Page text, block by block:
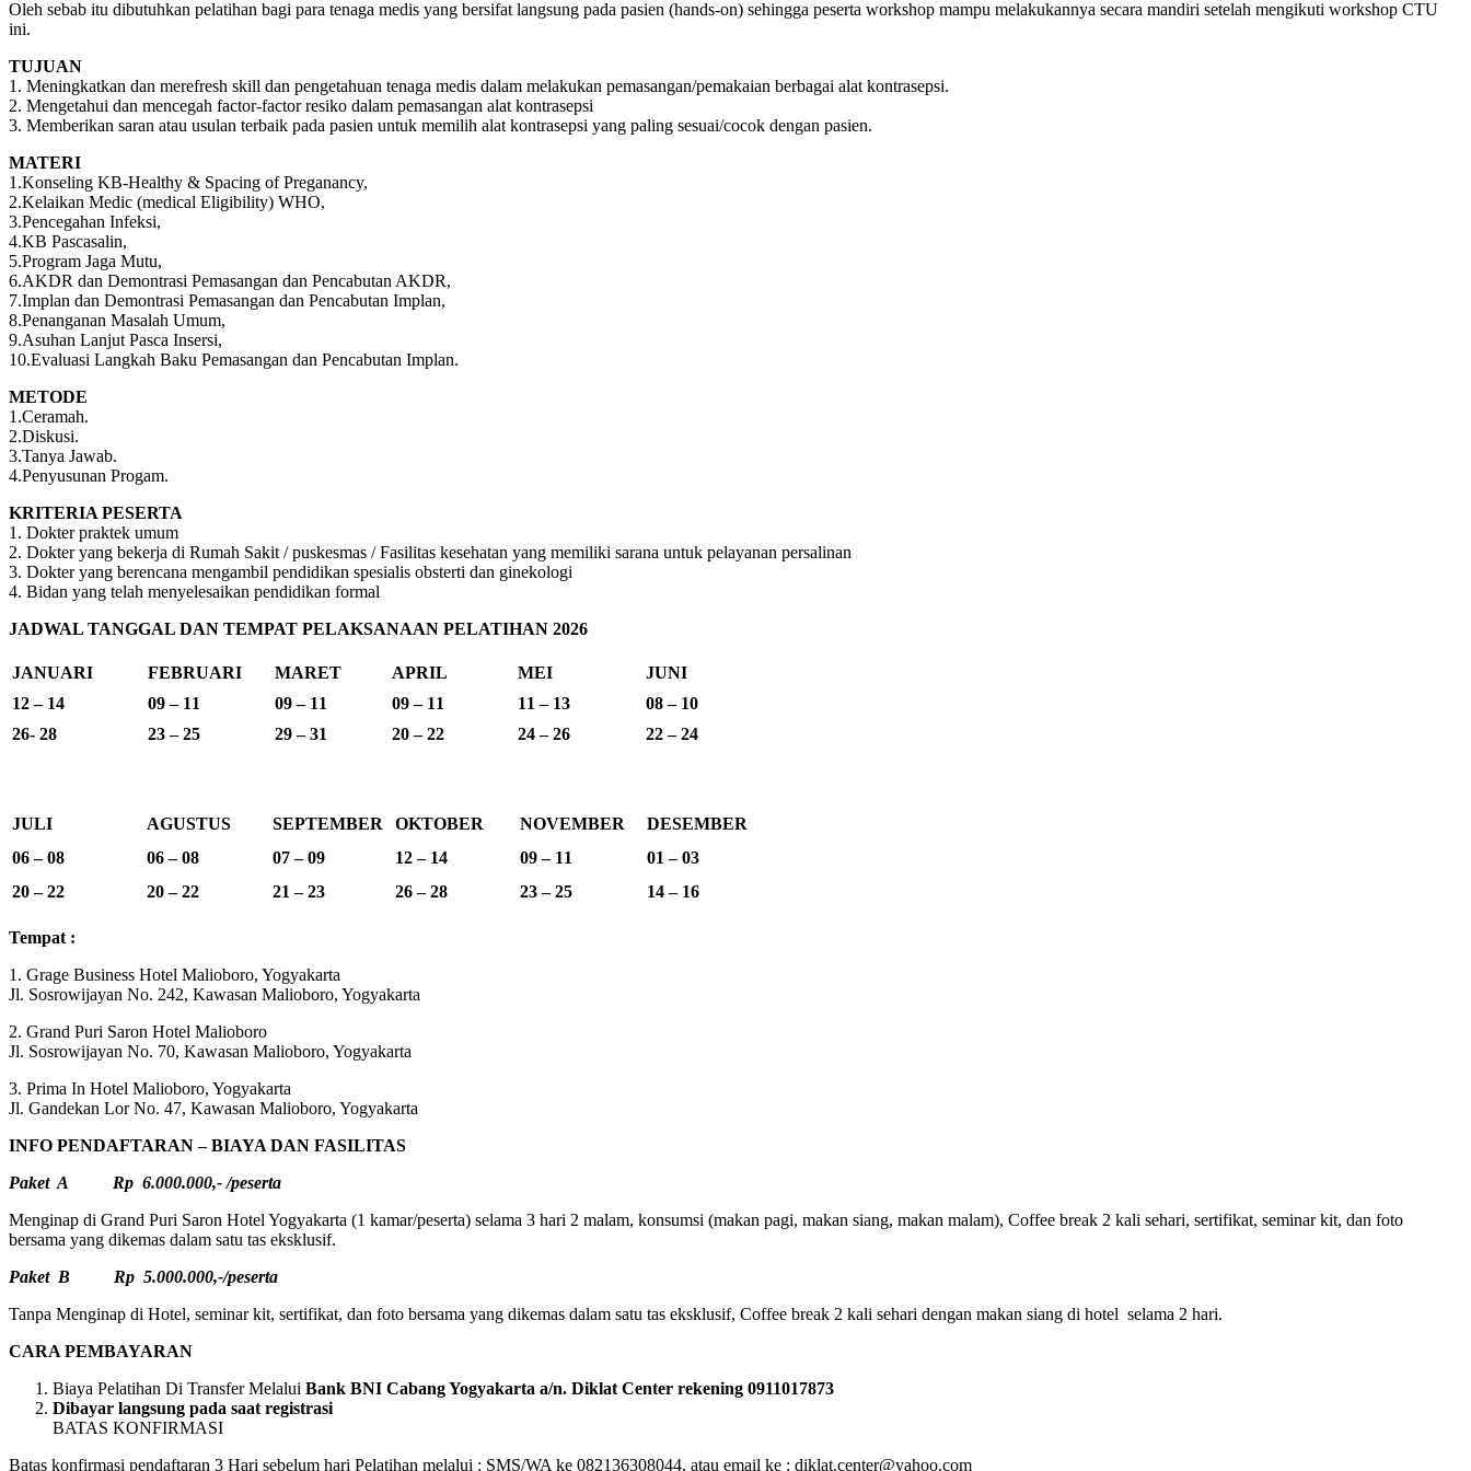
Oleh sebab itu dibutuhkan pelatihan bagi para tenaga medis yang bersifat langsung pada pasien (hands-on) sehingga peserta workshop mampu melakukannya secara mandiri setelah mengikuti workshop CTU
ini.
TUJUAN
1. Meningkatkan dan merefresh skill dan pengetahuan tenaga medis dalam melakukan pemasangan/pemakaian berbagai alat kontrasepsi.
2. Mengetahui dan mencegah factor-factor resiko dalam pemasangan alat kontrasepsi
3. Memberikan saran atau usulan terbaik pada pasien untuk memilih alat kontrasepsi yang paling sesuai/cocok dengan pasien.
MATERI
1.Konseling KB-Healthy & Spacing of Preganancy,
2.Kelaikan Medic (medical Eligibility) WHO,
3.Pencegahan Infeksi,
4.KB Pascasalin,
5.Program Jaga Mutu,
6.AKDR dan Demontrasi Pemasangan dan Pencabutan AKDR,
7.Implan dan Demontrasi Pemasangan dan Pencabutan Implan,
8.Penanganan Masalah Umum,
9.Asuhan Lanjut Pasca Insersi,
10.Evaluasi Langkah Baku Pemasangan dan Pencabutan Implan.
METODE
1.Ceramah.
2.Diskusi.
3.Tanya Jawab.
4.Penyusunan Progam.
KRITERIA PESERTA
1. Dokter praktek umum
2. Dokter yang bekerja di Rumah Sakit / puskesmas / Fasilitas kesehatan yang memiliki sarana untuk pelayanan persalinan
3. Dokter yang berencana mengambil pendidikan spesialis obsterti dan ginekologi
4. Bidan yang telah menyelesaikan pendidikan formal
JADWAL TANGGAL DAN TEMPAT PELAKSANAAN PELATIHAN 2026
JANUARI FEBRUARI MARET APRIL MEI
JUNI
12 – 14
09 – 11 09 – 11 09 – 11 11 – 13
08 – 10
26- 28
23 – 25 29 – 31 20 – 22 24 – 26 22 – 24
JULI AGUSTUS SEPTEMBER OKTOBER NOVEMBER
DESEMBER
06 – 08
06 – 08 07 – 09 12 – 14 09 – 11
01 – 03
20 – 22
20 – 22 21 – 23 26 – 28 23 – 25 14 – 16
Tempat :
1. Grage Business Hotel Malioboro, Yogyakarta
Jl. Sosrowijayan No. 242, Kawasan Malioboro, Yogyakarta
2. Grand Puri Saron Hotel Malioboro
Jl. Sosrowijayan No. 70, Kawasan Malioboro, Yogyakarta
3. Prima In Hotel Malioboro, Yogyakarta
Jl. Gandekan Lor No. 47, Kawasan Malioboro, Yogyakarta
INFO PENDAFTARAN – BIAYA DAN FASILITAS
Paket A Rp 6.000.000,- /peserta
Menginap di Grand Puri Saron Hotel Yogyakarta (1 kamar/peserta) selama 3 hari 2 malam, konsumsi (makan pagi, makan siang, makan malam), Coffee break 2 kali sehari, sertifikat, seminar kit, dan foto
bersama yang dikemas dalam satu tas eksklusif.
Paket B Rp 5.000.000,-/peserta
Tanpa Menginap di Hotel, seminar kit, sertifikat, dan foto bersama yang dikemas dalam satu tas eksklusif, Coffee break 2 kali sehari dengan makan siang di hotel selama 2 hari.
CARA PEMBAYARAN
Biaya Pelatihan Di Transfer Melalui Bank BNI Cabang Yogyakarta a/n. Diklat Center rekening 0911017873
Dibayar langsung pada saat registrasi
BATAS KONFIRMASI
Batas konfirmasi pendaftaran 3 Hari sebelum hari Pelatihan melalui : SMS/WA ke 082136308044, atau email ke : diklat.center@yahoo.com